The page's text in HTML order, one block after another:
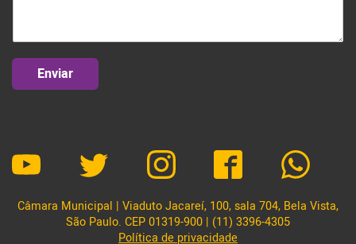
Câmara Municipal | Viaduto Jacareí, 100, sala 704, Bela Vista,
São Paulo. CEP 01319-900 | (11) 3396-4305
Política de privacidade
Enviar